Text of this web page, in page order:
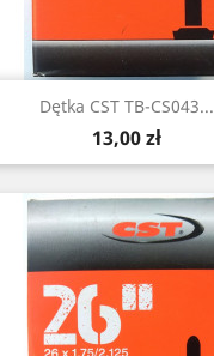
Dętka CST TB-CS043...
Cena
13,00 zł